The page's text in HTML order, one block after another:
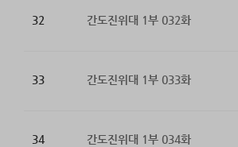
32 간도진위대 1부 032화
33 간도진위대 1부 033화
34 간도진위대 1부 034화